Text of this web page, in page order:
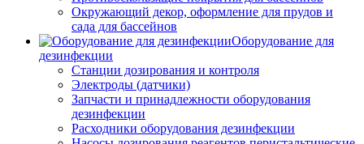
Окружающий декор, оформление для прудов и
сада для бассейнов
Оборудование для
дезинфекции
Станции дозирования и контроля
Электроды (датчики)
Запчасти и принадлежности оборудования
дезинфекции
Расходники оборудования дезинфекции